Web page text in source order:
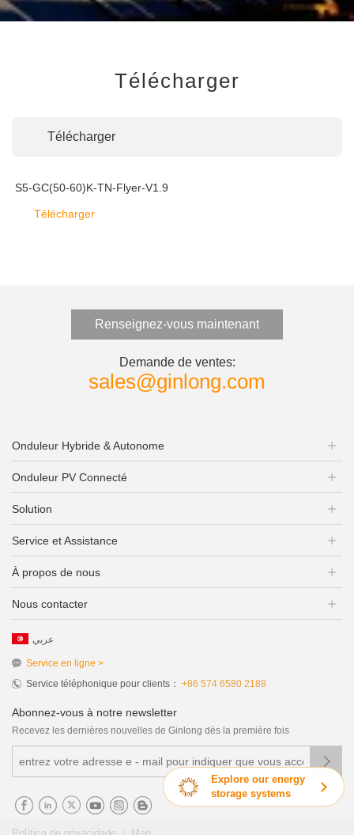
Explore our energy
storage systems
Télécharger
Télécharger
S5-GC(50-60)K-TN-Flyer-V1.9
Télécharger
Renseignez-vous maintenant
Demande de ventes:
sales@ginlong.com
Onduleur Hybride & Autonome
Onduleur PV Connecté
Solution
Service et Assistance
À propos de nous
Nous contacter
عربي
Service en ligne >
Service téléphonique pour clients： +86 574 6580 2188
Abonnez-vous à notre newsletter
Recevez les dernières nouvelles de Ginlong dès la première fois
